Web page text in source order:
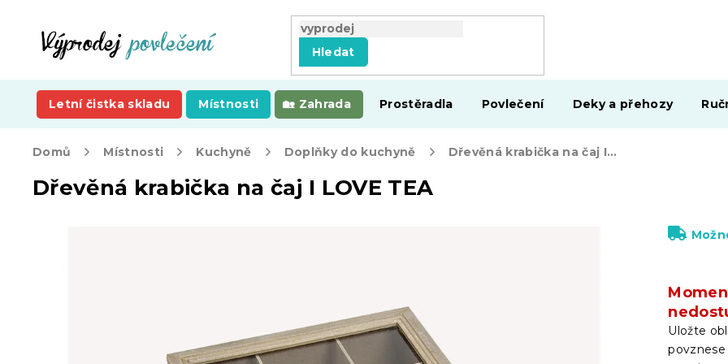
Hledat
Letní čistka skladu Místnosti Zahrada Prostěradla Povlečení Deky a přehozy
Domů Místnosti Kuchyně Doplňky do kuchyně Dřevěná krabička na čaj I LOVE TEA
Dřevěná krabička na čaj I LOVE TEA
Uložte